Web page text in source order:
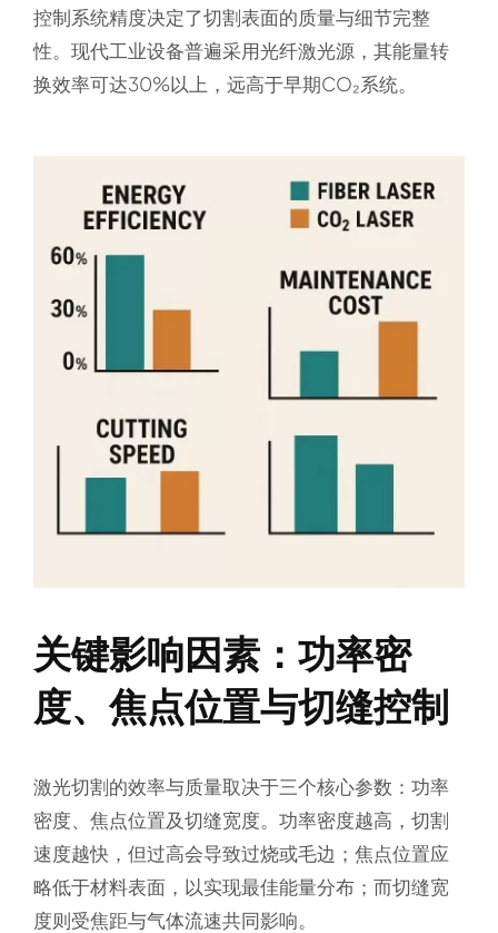
控制系统精度决定了切割表面的质量与细节完整
性。现代工业设备普遍采用光纤激光源，其能量转
换效率可达30%以上，远高于早期CO₂系统。
关键影响因素：功率密
度、焦点位置与切缝控制
激光切割的效率与质量取决于三个核心参数：功率
密度、焦点位置及切缝宽度。功率密度越高，切割
速度越快，但过高会导致过烧或毛边；焦点位置应
略低于材料表面，以实现最佳能量分布；而切缝宽
度则受焦距与气体流速共同影响。